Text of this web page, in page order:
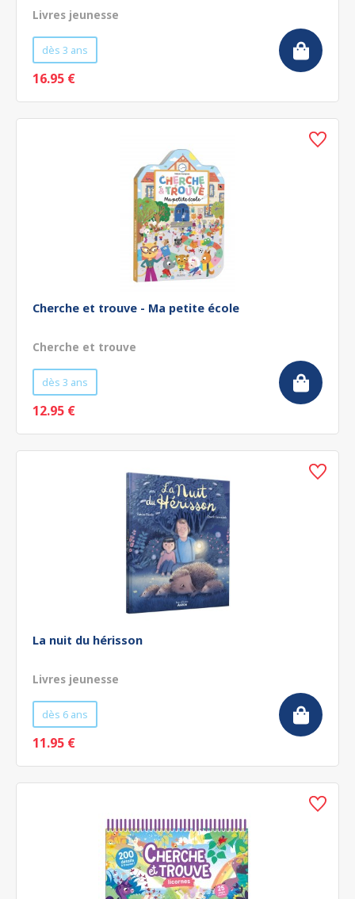
Livres jeunesse
dès 3 ans
16.95 €
Cherche et trouve - Ma petite école
Cherche et trouve
dès 3 ans
12.95 €
La nuit du hérisson
Livres jeunesse
dès 6 ans
11.95 €